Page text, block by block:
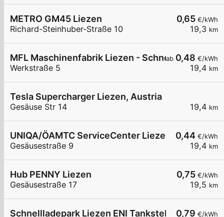
0,65 €/kWh
19,3 km
METRO GM45 Liezen
Richard-Steinhuber-Straße 10
ab 0,48 €/kWh
19,4 km
MFL Maschinenfabrik Liezen -
Werkstraße 5
19,4 km
Tesla Supercharger Liezen, Austria
Gesäuse Str 14
0,44 €/kWh
19,4 km
UNIQA/ÖAMTC ServiceCenter Liezen
Gesäusestraße 9
0,75 €/kWh
19,5 km
Hub PENNY Liezen
Gesäusestraße 17
0,79 €/kWh
Schnellladepark Liezen ENI Tankstelle - DC4